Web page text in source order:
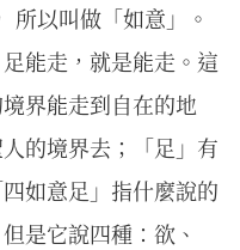
所以叫做「如意」。
能走，就是能走。這
界能走到自在的地
的境界去；「足」有
如意足」指什麼說的
是它說四種：欲、